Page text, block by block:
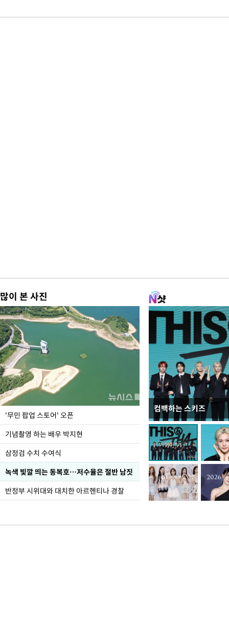
많이 본 사진
'무민 팝업 스토어' 오픈
기념촬영 하는 배우 박지현
삼정검 수치 수여식
녹색 빛깔 띄는 동복호…저수율은 절반 남짓
반정부 시위대와 대치한 아르헨티나 경찰
컴백하는 스키즈
이 대통령, 국가폭력
가 책임지고 치유"